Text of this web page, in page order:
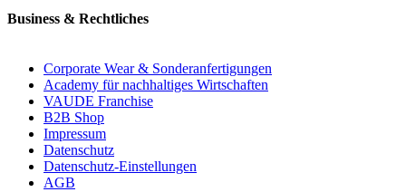
Business & Rechtliches
Corporate Wear & Sonderanfertigungen
Academy für nachhaltiges Wirtschaften
VAUDE Franchise
B2B Shop
Impressum
Datenschutz
Datenschutz-Einstellungen
AGB